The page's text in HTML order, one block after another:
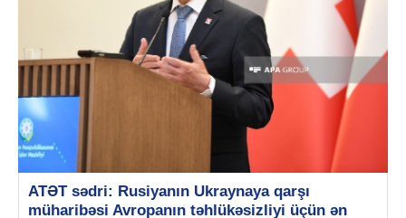
ATƏT sədri: Rusiyanın Ukraynaya qarşı
müharibəsi Avropanın təhlükəsizliyi üçün ən